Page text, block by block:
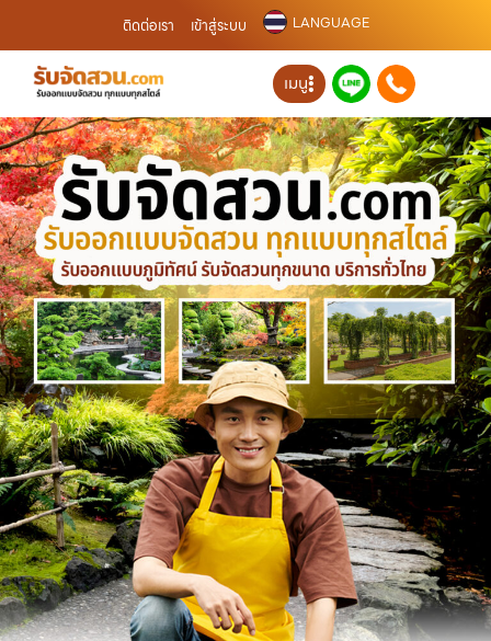
ติดต่อเรา เข้าสู่ระบบ LANGUAGE
เมนู